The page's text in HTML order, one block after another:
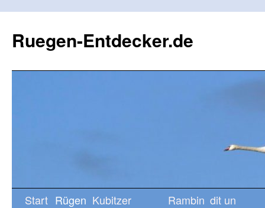
Ruegen-Entdecker.de
Start Rügen Kubitzer
Rambin dit un